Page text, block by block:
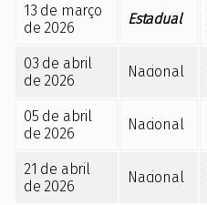
13 de março
de 2026
Estadual
03 de abril
de 2026
Nacional
05 de abril
de 2026
Nacional
21 de abril
de 2026
Nacional